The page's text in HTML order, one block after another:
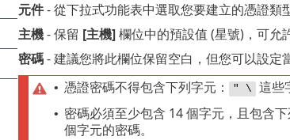
元件- 從下拉式功能表中選取您要建立的憑證類型
主機- 保留 [主機]欄位中的預設值 (星號)，可允
密碼- 建議您將此欄位保留空白，但您可以設定
• 憑證密碼不得包含下列字元： " \ 這些
• 密碼必須至少包含 14 個字元，且包含
個字元的密碼。